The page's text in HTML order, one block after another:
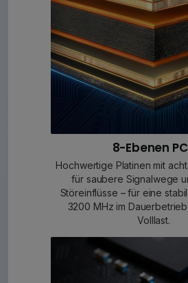
8-Ebenen
Hochwertige Platinen mit
für saubere Signalwege
Störeinflüsse – für eine
3200 MHz im
Volllast.